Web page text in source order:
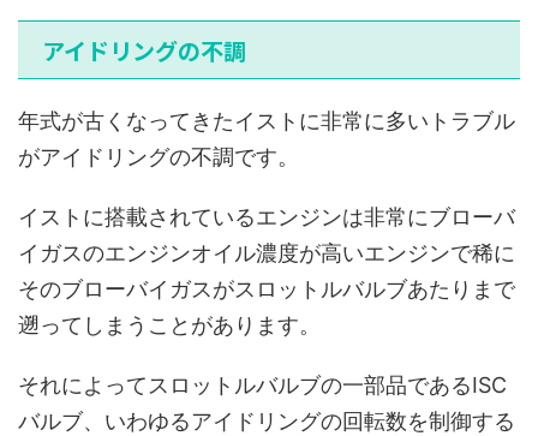
アイドリングの不調
年式が古くなってきたイストに非常に多いトラブル
がアイドリングの不調です。
イストに搭載されているエンジンは非常にブローバ
イガスのエンジンオイル濃度が高いエンジンで稀に
そのブローバイガスがスロットルバルブあたりまで
遡ってしまうことがあります。
それによってスロットルバルブの一部品であるISC
バルブ、いわゆるアイドリングの回転数を制御する